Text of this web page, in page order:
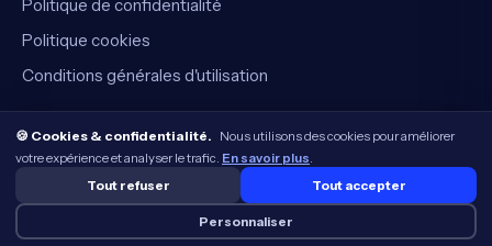
Politique de confidentialité
Politique cookies
Conditions générales d'utilisation
© 2026 CompareVite — Tous droits réservés.
Comparateur indépendant. Certains liens sont des liens affiliés. ·
Gérer les cookies
🍪 Cookies & confidentialité.
Nous utilisons des cookies pour améliorer
votre expérience et analyser le trafic. En savoir plus.
Tout refuser
Tout accepter
Personnaliser